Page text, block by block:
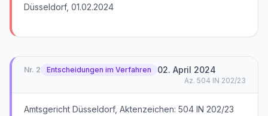
Düsseldorf, 01.02.2024
Nr. 2 Entscheidungen im Verfahren 02. April 2024
Az. 504 IN 202/23
Amtsgericht Düsseldorf, Aktenzeichen: 504 IN 202/23